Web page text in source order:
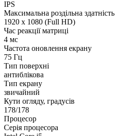
IPS
Максимальна роздільна здатність
1920 x 1080 (Full HD)
Час реакції матриці
4 мс
Частота оновлення екрану
75 Гц
Тип поверхні
антиблікова
Тип екрану
звичайний
Кути огляду, градусів
178/178
Процесор
Серія процесора